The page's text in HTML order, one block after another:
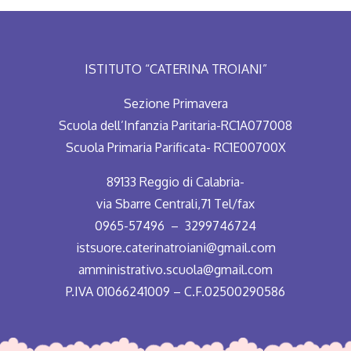
ISTITUTO “CATERINA TROIANI”
Sezione Primavera
Scuola dell’Infanzia Paritaria-RC1A077008
Scuola Primaria Parificata- RC1E00700X
89133 Reggio di Calabria-
via Sbarre Centrali,71 Tel/fax
0965-57496 – 3299746724
istsuore.caterinatroiani@gmail.com
amministrativo.scuola@gmail.com
P.IVA 01066241009 – C.F.02500290586